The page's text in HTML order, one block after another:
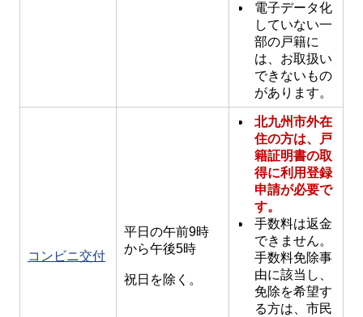
電子データ化
していない一
部の戸籍に
は、お取扱い
できないもの
があります。
コンビニ交付
平日の午前9時
から午後5時
祝日を除く。
北九州市外在
住の方は、戸
籍証明書の取
得に利用登録
申請が必要で
す。
手数料は返金
できません。
手数料免除事
由に該当し、
免除を希望す
る方は、市民